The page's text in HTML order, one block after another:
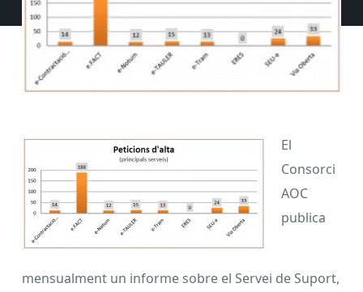
El
Consorci
AOC
publica
mensualment un informe sobre el Servei de Suport,